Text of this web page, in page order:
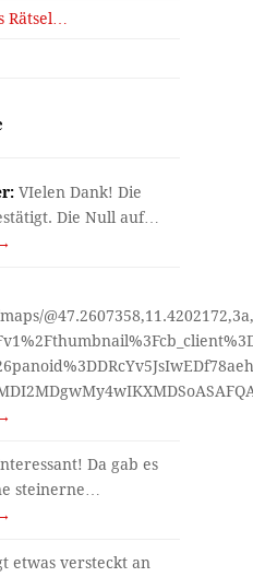
Rätsel…
VIelen Dank! Die
Die Null auf…
Da gab es
steinerne…
etwas versteckt an